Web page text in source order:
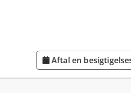
Aftal en